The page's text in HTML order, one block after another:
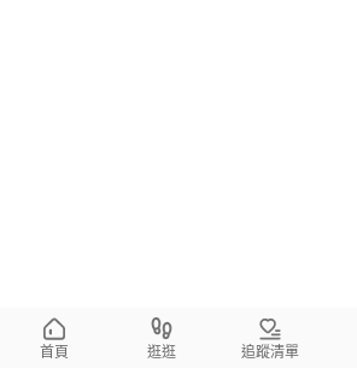
首頁 逛逛 追蹤清單